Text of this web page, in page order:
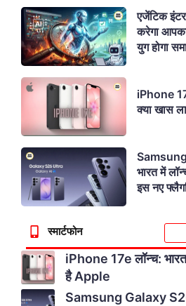
एजेंटिक
करेगा
युग होगा
iPhone
क्या खास
भारत में
इस नए
स्मार्टफोन
iPhone 17e लॉन्च:
है Apple
Samsung Galaxy